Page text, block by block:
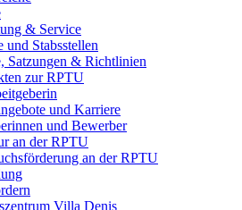
& Service
und Stabsstellen
Satzungen & Richtlinien
zur RPTU
und Karriere
und Bewerber
an der RPTU
an der RPTU
Villa Denis